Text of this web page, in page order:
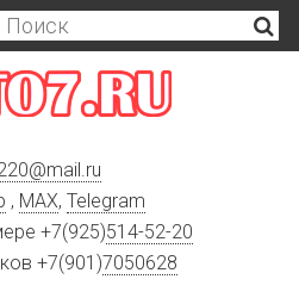
@mail.ru
, MAX, Telegram
+7(925)514-52-20
+7(901)7050628